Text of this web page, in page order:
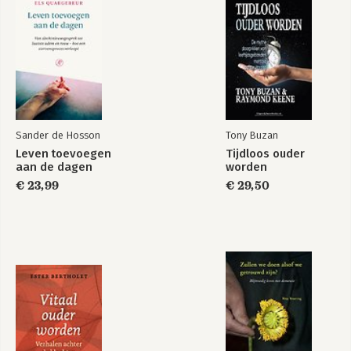
Bekijk alle boeken
Spijsvertering 28
Tong 31
Deel 2 MEDISCHE KLACHTEN EN VRAGEN OVER GEZONDHEID 33
Afvallen en ondervoeding 33
Angst 35
Artrose 37
Astma en COPD 38
Autisme en ADHD 39
Bloeddruk 43
Botontkalking of osteoporose 45
Buikgriep 46
Dementie 53
Depressie 60
Dikke enkels 62
Droge huid 63
Duizeligheid 64
Epilepsie 66
Sander de Hosson
Leven toevoegen
aan de dagen
€ 23,99
Tony Buzan
Tijdloos ouder
worden
€ 29,50